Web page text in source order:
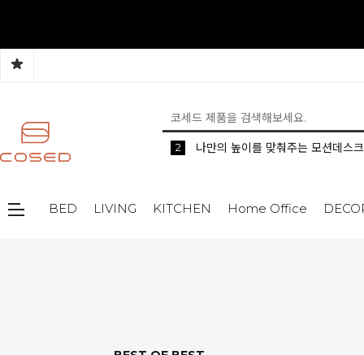
5 생활 속 편리한 이동식 사이드 테이
1 공간분리 인테리어의 시작 파티션
2 나만의 높이를 맞춰주는 모션데스크
BED LIVING KITCHEN Home Office